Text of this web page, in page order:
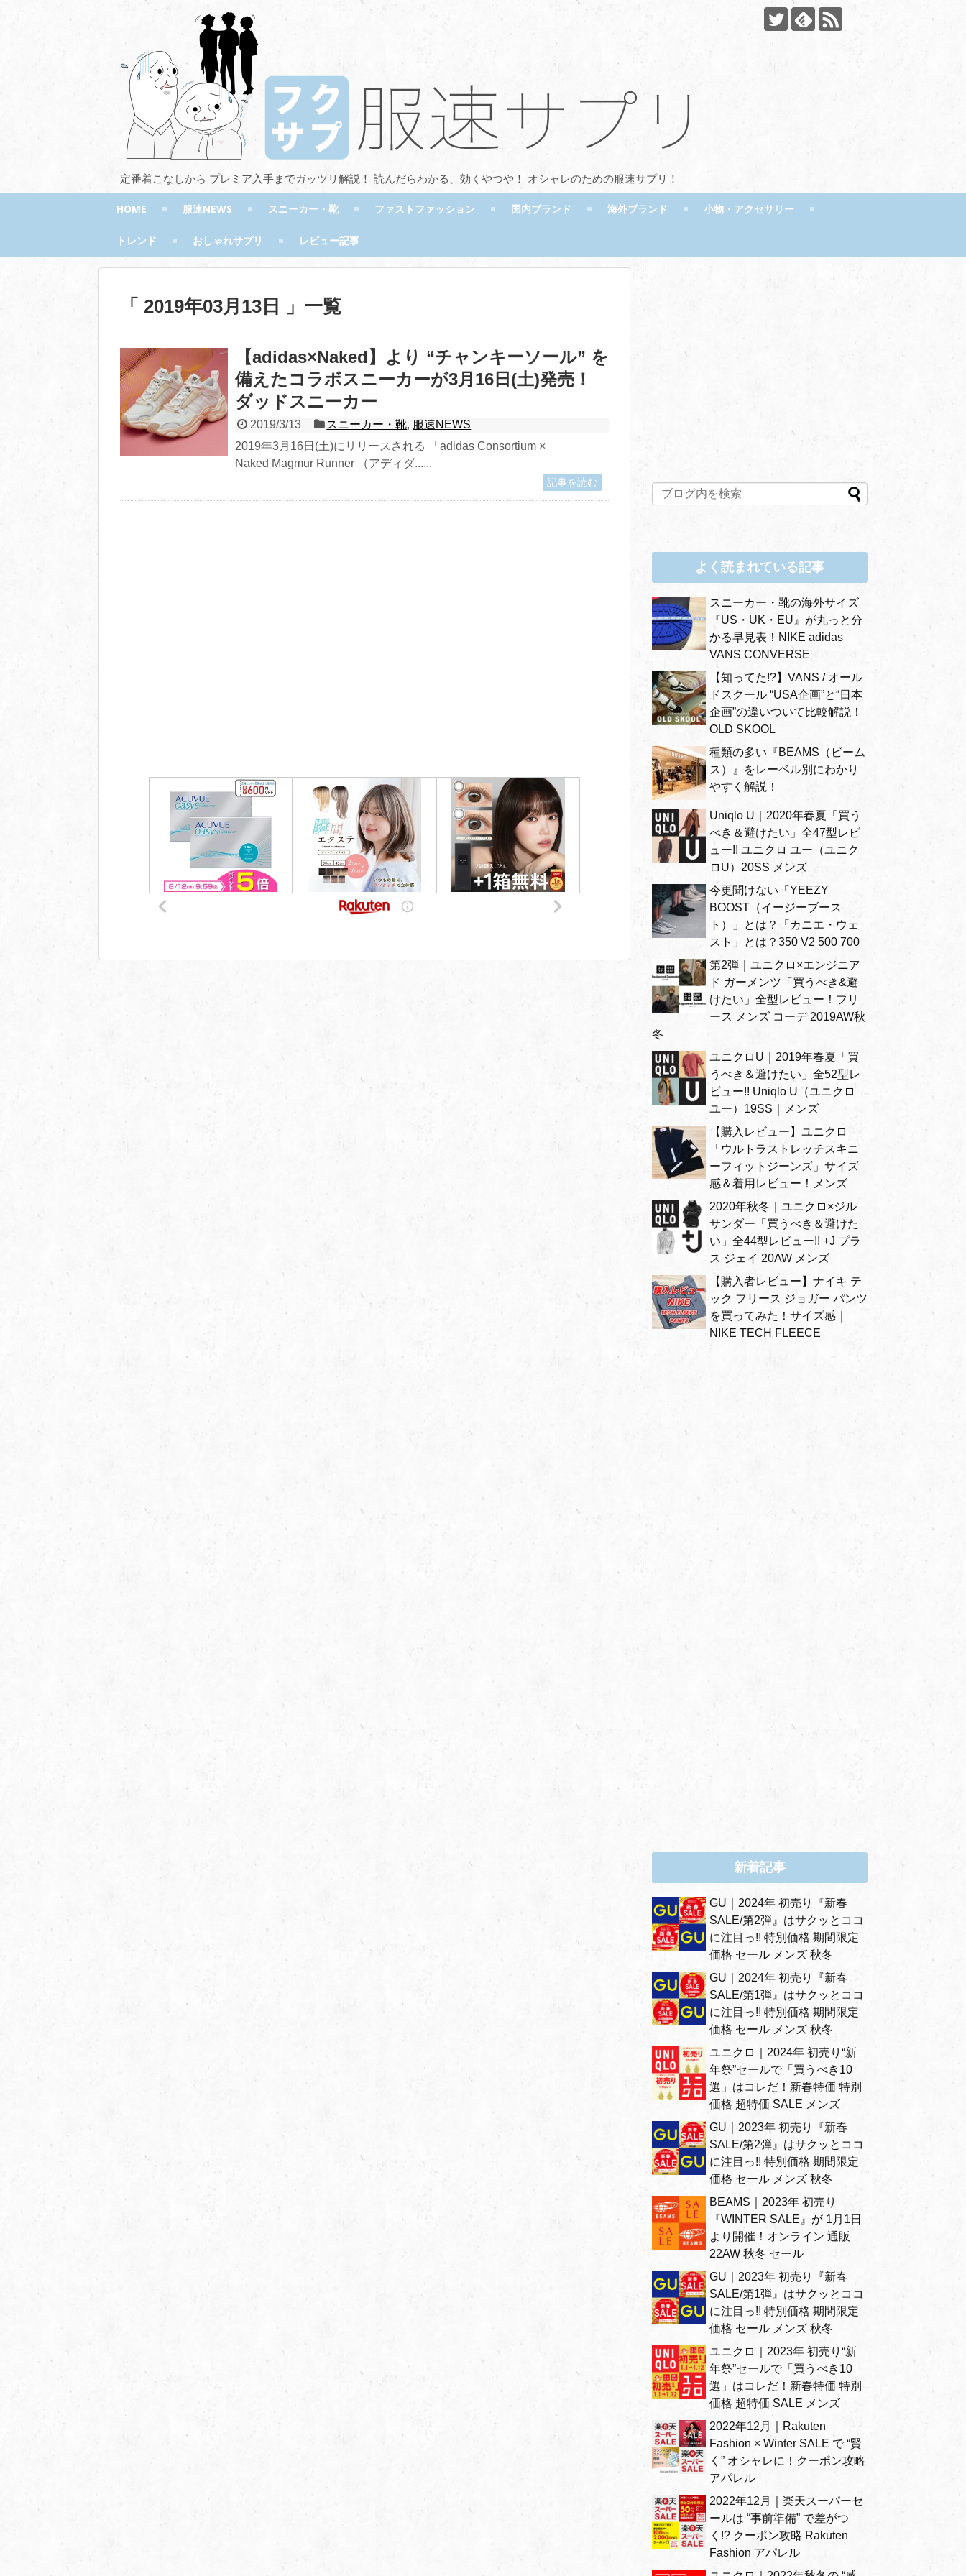
定番着こなしから プレミア入手までガッツリ解説！ 読んだらわかる、効くやつや！ オシャレのための服速サプリ！
HOME 服速NEWS スニーカー・靴 ファストファッション 国内ブランド 海外ブランド 小物・アクセサリー
トレンド おしゃれサプリ レビュー記事
「 2019年03月13日 」一覧
【adidas×Naked】より “チャンキーソール” を
備えたコラボスニーカーが3月16日(土)発売！
ダッドスニーカー
2019/3/13 スニーカー・靴, 服速NEWS
2019年3月16日(土)にリリースされる 「adidas Consortium ×
Naked Magmur Runner （アディダ......
記事を読む
よく読まれている記事
スニーカー・靴の海外サイズ
『US・UK・EU』が丸っと分
かる早見表！NIKE adidas
VANS CONVERSE
【知ってた!?】VANS / オール
ドスクール “USA企画”と“日本
企画”の違いついて比較解説！
OLD SKOOL
種類の多い『BEAMS（ビーム
ス）』をレーベル別にわかり
やすく解説！
Uniqlo U｜2020年春夏「買う
べき＆避けたい」全47型レビ
ュー!! ユニクロ ユー（ユニク
ロU）20SS メンズ
今更聞けない「YEEZY
BOOST（イージーブース
ト）」とは？「カニエ・ウェ
スト」とは？350 V2 500 700
第2弾｜ユニクロ×エンジニア
ド ガーメンツ「買うべき&避
けたい」全型レビュー！フリ
ース メンズ コーデ 2019AW秋
冬
ユニクロU｜2019年春夏「買
うべき＆避けたい」全52型レ
ビュー!! Uniqlo U（ユニクロ
ユー）19SS｜メンズ
【購入レビュー】ユニクロ
「ウルトラストレッチスキニ
ーフィットジーンズ」サイズ
感＆着用レビュー！メンズ
2020年秋冬｜ユニクロ×ジル
サンダー「買うべき＆避けた
い」全44型レビュー!! +J プラ
ス ジェイ 20AW メンズ
【購入者レビュー】ナイキ テ
ック フリース ジョガー パンツ
を買ってみた！サイズ感｜
NIKE TECH FLEECE
新着記事
GU｜2024年 初売り『新春
SALE/第2弾』はサクッとココ
に注目っ!! 特別価格 期間限定
価格 セール メンズ 秋冬
GU｜2024年 初売り『新春
SALE/第1弾』はサクッとココ
に注目っ!! 特別価格 期間限定
価格 セール メンズ 秋冬
ユニクロ｜2024年 初売り“新
年祭”セールで「買うべき10
選」はコレだ！新春特価 特別
価格 超特価 SALE メンズ
GU｜2023年 初売り『新春
SALE/第2弾』はサクッとココ
に注目っ!! 特別価格 期間限定
価格 セール メンズ 秋冬
BEAMS｜2023年 初売り
『WINTER SALE』が 1月1日
より開催！オンライン 通販
22AW 秋冬 セール
GU｜2023年 初売り『新春
SALE/第1弾』はサクッとココ
に注目っ!! 特別価格 期間限定
価格 セール メンズ 秋冬
ユニクロ｜2023年 初売り“新
年祭”セールで「買うべき10
選」はコレだ！新春特価 特別
価格 超特価 SALE メンズ
2022年12月｜Rakuten
Fashion × Winter SALE で “賢
く” オシャレに！クーポン攻略
アパレル
2022年12月｜楽天スーパーセ
ールは “事前準備” で差がつ
く!? クーポン攻略 Rakuten
Fashion アパレル